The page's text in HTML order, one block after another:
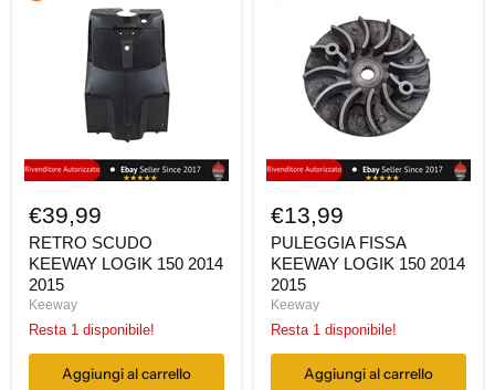
€39,99
RETRO SCUDO
KEEWAY LOGIK 150 2014
2015
Keeway
Resta 1 disponibile!
Aggiungi al carrello
€13,99
PULEGGIA FISSA
KEEWAY LOGIK 150 2014
2015
Keeway
Resta 1 disponibile!
Aggiungi al carrello